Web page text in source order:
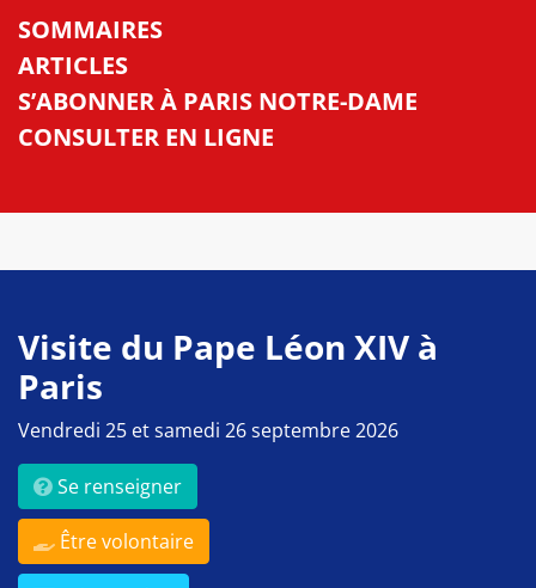
SOMMAIRES
ARTICLES
S’ABONNER À PARIS NOTRE-DAME
CONSULTER EN LIGNE
Visite du Pape Léon XIV à
Paris
Vendredi 25 et samedi 26 septembre 2026
Se renseigner
Être volontaire